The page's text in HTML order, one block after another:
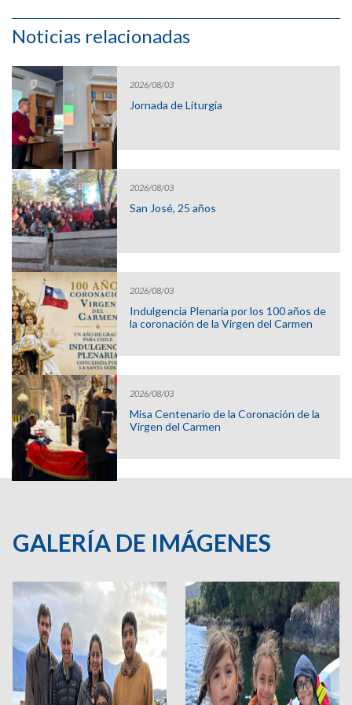
Noticias relacionadas
2026/08/03
Jornada de Liturgia
2026/08/03
San José, 25 años
2026/08/03
Indulgencia Plenaria por los 100 años de
la coronación de la Virgen del Carmen
2026/08/03
Misa Centenario de la Coronación de la
Virgen del Carmen
GALERÍA DE IMÁGENES